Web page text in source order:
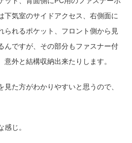
下気室のサイドアクセス、右側面に
られるポケット、フロント側から見
んですが、その部分もファスナー付
外と結構収納出来たりします。
見た方がわかりやすいと思うので、
じ。